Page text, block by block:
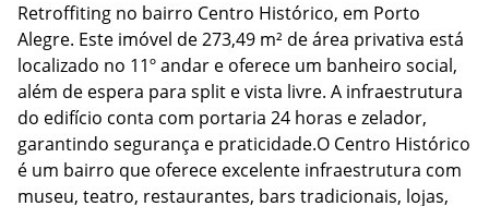
Retroffiting no bairro Centro Histórico, em Porto
Alegre. Este imóvel de 273,49 m² de área privativa está
localizado no 11º andar e oferece um banheiro social,
além de espera para split e vista livre. A infraestrutura
do edifício conta com portaria 24 horas e zelador,
garantindo segurança e praticidade.O Centro Histórico
é um bairro que oferece excelente infraestrutura com
museu, teatro, restaurantes, bars tradicionais, lojas,